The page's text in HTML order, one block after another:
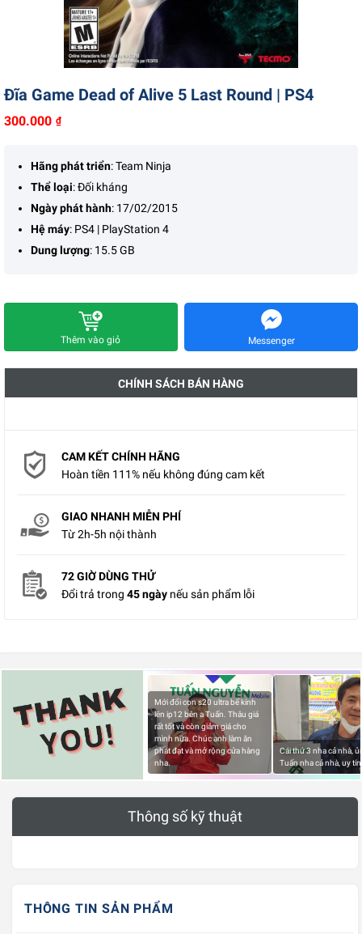
Đĩa Game Dead of Alive 5 Last Round | PS4
300.000 ₫
Hãng phát triển: Team Ninja
Thể loại: Đối kháng
Ngày phát hành: 17/02/2015
Hệ máy: PS4 | PlayStation 4
Dung lượng: 15.5 GB
Thêm vào giỏ Messenger
CHÍNH SÁCH BÁN HÀNG
CAM KẾT CHÍNH HÃNG
Hoàn tiền 111% nếu không đúng cam kết
GIAO NHANH MIỄN PHÍ
Từ 2h-5h nội thành
72 GIỜ DÙNG THỬ
Đổi trả trong 45 ngày nếu sản phẩm lỗi
Mới đổi con s20 ultra bể kính
lên ip12 bên a Tuấn. Thâu giá
rất tốt và còn giảm giá cho
mình nữa. Chúc anh làm ăn
phát đạt và mở rộng cửa hàng
nha.
Cái thứ 3 nha cả nhà,
Tuấn nha cả nhà, uy
THÔNG TIN SẢN PHẨM
Thông số kỹ thuật